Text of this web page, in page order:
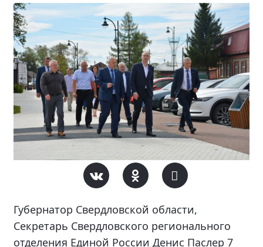
Губернатор Свердловской области,
Секретарь Свердловского регионального
отделения Единой России Денис Паслер 7